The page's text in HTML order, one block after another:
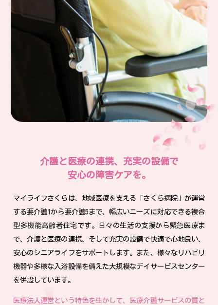
介護と医療の連携、充実の設備で
安心の障害ケアを。
マイライフさくらは、地域医療を支える「さくら病院」が運営
する要介護1から要介護5まで、幅広いニーズに対応できる複合
型多機能高齢者住宅です。
日々の生活の支援から緊急医療ま
で、介護と医療の連携、そして充実の設備で快適で心地良い、
安心のシニアライフをサポートします。 また、様々なリハビリ
機器や多様な入浴設備を備えた大規模なデイサービスセンター
を併設しています。
医療法人運営という特色を生かして、医療介護サービスの質と